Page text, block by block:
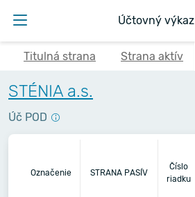
Účtovný výkaz
Titulná strana Strana aktív
STÉNIA a.s.
Úč POD
Označenie STRANA PASÍV
Číslo
riadku